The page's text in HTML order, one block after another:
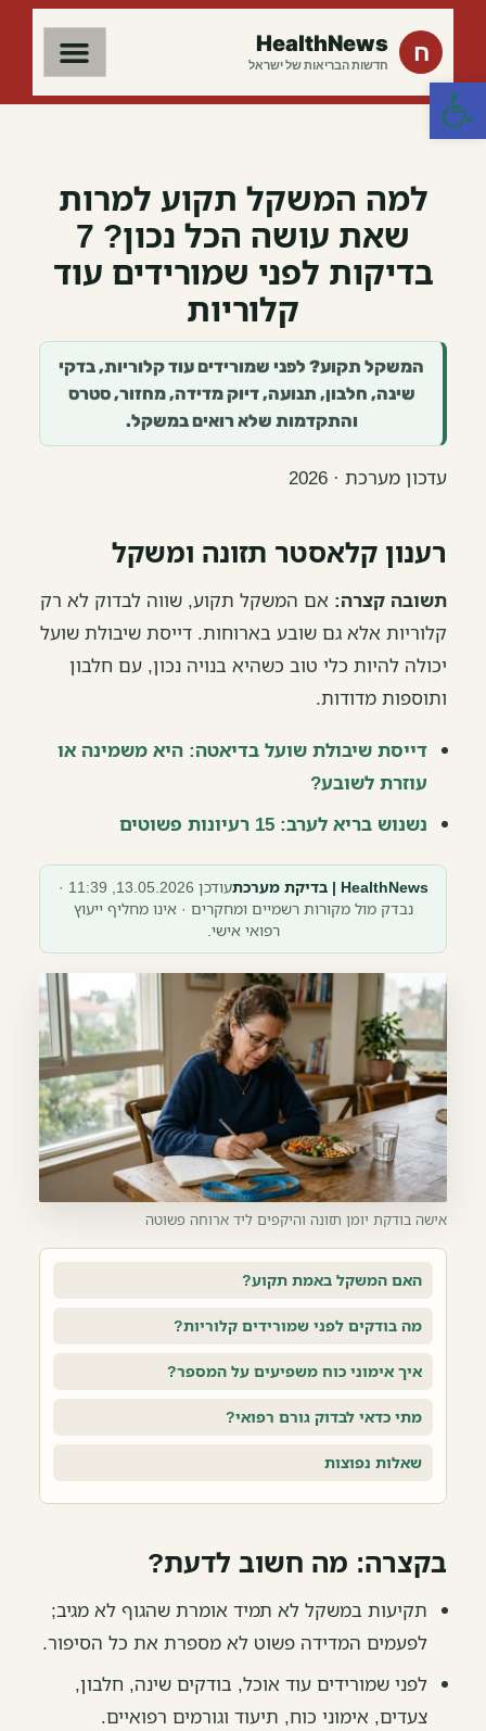
פתח סרגל נגישות
ח HealthNews
חדשות הבריאות של ישראל
המשקל תקוע? לפני שמורידים עוד קלוריות, בדקי
שינה, חלבון, תנועה, דיוק מדידה, מחזור, סטרס
והתקדמות שלא רואים במשקל.
למה המשקל תקוע למרות
שאת עושה הכל נכון? 7
בדיקות לפני שמורידים עוד
קלוריות
עדכון מערכת · 2026
רענון קלאסטר תזונה ומשקל
תשובה קצרה: אם המשקל תקוע, שווה לבדוק לא רק
קלוריות אלא גם שובע בארוחות. דייסת שיבולת שועל
יכולה להיות כלי טוב כשהיא בנויה נכון, עם חלבון
ותוספות מדודות.
דייסת שיבולת שועל בדיאטה: היא משמינה או
עוזרת לשובע?
נשנוש בריא לערב: 15 רעיונות פשוטים
HealthNews | בדיקת מערכת
עודכן 13.05.2026, 11:39 ·
נבדק מול מקורות רשמיים ומחקרים · אינו מחליף ייעוץ
רפואי אישי.
אישה בודקת יומן תזונה והיקפים ליד ארוחה פשוטה
האם המשקל באמת תקוע?
מה בודקים לפני שמורידים קלוריות?
איך אימוני כוח משפיעים על המספר?
מתי כדאי לבדוק גורם רפואי?
שאלות נפוצות
בקצרה: מה חשוב לדעת?
תקיעות במשקל לא תמיד אומרת שהגוף לא מגיב;
לפעמים המדידה פשוט לא מספרת את כל הסיפור.
לפני שמורידים עוד אוכל, בודקים שינה, חלבון,
צעדים, אימוני כוח, תיעוד וגורמים רפואיים.